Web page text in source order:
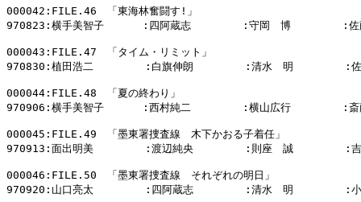
000042:FILE.46　「東海林奮闘す!」
970823:横手美智子      :四阿蔵志        :守岡　博        :佐
000043:FILE.47　「タイム・リミット」
970830:植田浩二        :白旗伸朗        :清水　明        :佐
000044:FILE.48　「夏の終わり」
970906:横手美智子      :西村純二        :横山広行        :斎
000045:FILE.49　「墨東署捜査線　木下かおる子着任」
970913:面出明美        :渡辺純央        :則座　誠        :吉
000046:FILE.50　「墨東署捜査線　それぞれの明日」
970920:山口亮太        :四阿蔵志        :清水　明        :小